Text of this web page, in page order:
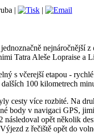
|
|
Tatra Aleše Lopraise a
s včerejší etapou -
100 kilometrech
cesty více rozbité. Na
body v navigaci GPS,
opět několik
z řečiště opět do